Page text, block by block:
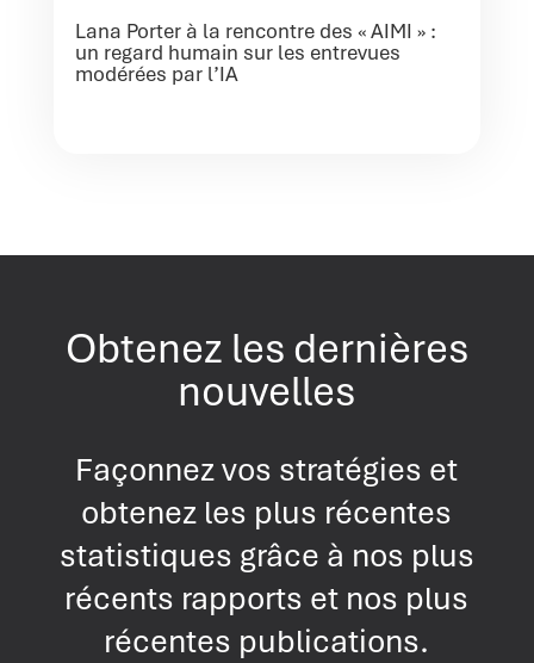
Lana Porter à la rencontre des « AIMI » :
un regard humain sur les entrevues
modérées par l’IA
Obtenez les dernières
nouvelles
Façonnez vos stratégies et
obtenez les plus récentes
statistiques grâce à nos plus
récents rapports et nos plus
récentes publications.